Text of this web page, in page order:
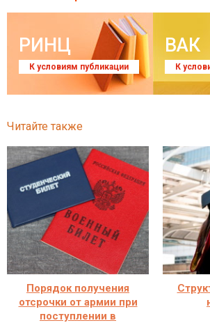
РИНЦ
К условиям публикации
ВАК
К
Читайте также
Порядок получения
отсрочки от армии при
поступлении в